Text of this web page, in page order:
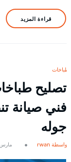
قراءة المزيد
طباخات
فني صيانة
جوله
بواسطة rwan مارس 6, 2021